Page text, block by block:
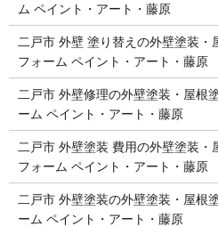
ム ペイント・アート・藤原
二戸市 外壁 塗り替えの外壁塗装・
フォーム ペイント・アート・藤原
二戸市 外壁修理の外壁塗装・屋根
ーム ペイント・アート・藤原
二戸市 外壁塗装 費用の外壁塗装・
フォーム ペイント・アート・藤原
二戸市 外壁塗装の外壁塗装・屋根
ーム ペイント・アート・藤原